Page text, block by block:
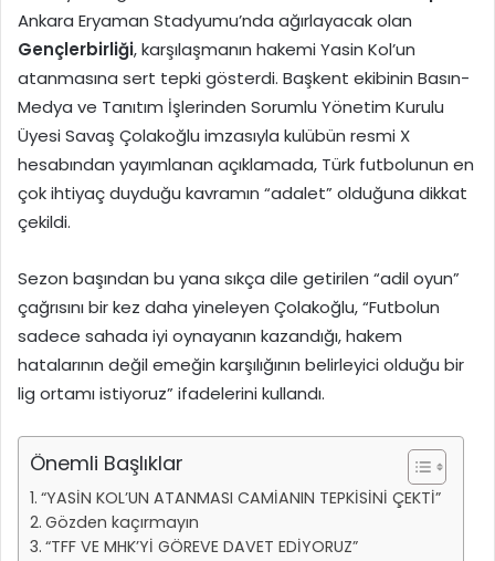
Ankara Eryaman Stadyumu’nda ağırlayacak olan
Gençlerbirliği, karşılaşmanın hakemi Yasin Kol’un
atanmasına sert tepki gösterdi. Başkent ekibinin Basın-
Medya ve Tanıtım İşlerinden Sorumlu Yönetim Kurulu
Üyesi Savaş Çolakoğlu imzasıyla kulübün resmi X
hesabından yayımlanan açıklamada, Türk futbolunun en
çok ihtiyaç duyduğu kavramın “adalet” olduğuna dikkat
çekildi.
Sezon başından bu yana sıkça dile getirilen “adil oyun”
çağrısını bir kez daha yineleyen Çolakoğlu, “Futbolun
sadece sahada iyi oynayanın kazandığı, hakem
hatalarının değil emeğin karşılığının belirleyici olduğu bir
lig ortamı istiyoruz” ifadelerini kullandı.
Önemli Başlıklar
“YASİN KOL’UN ATANMASI CAMİANIN TEPKİSİNİ ÇEKTİ”
Gözden kaçırmayın
“TFF VE MHK’Yİ GÖREVE DAVET EDİYORUZ”